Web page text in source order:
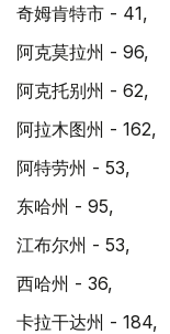
奇姆肯特市 - 41,
阿克莫拉州 - 96,
阿克托别州 - 62,
阿拉木图州 - 162,
阿特劳州 - 53,
东哈州 - 95,
江布尔州 - 53,
西哈州 - 36,
卡拉干达州 - 184,